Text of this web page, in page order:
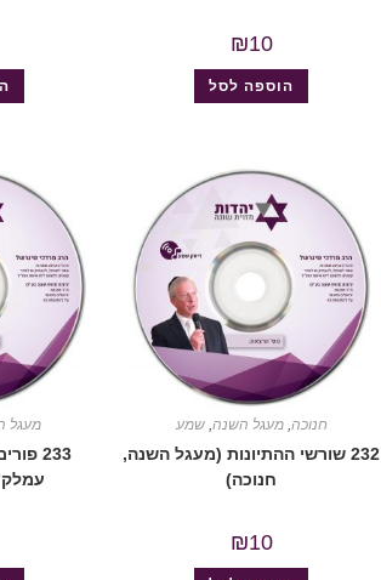
₪10
הוספה לסל
חנוכה,מעגל השנה,שמע
232 שורשי ההתיונות (מעגל השנה,
חנוכה)
₪10
מעגל
233